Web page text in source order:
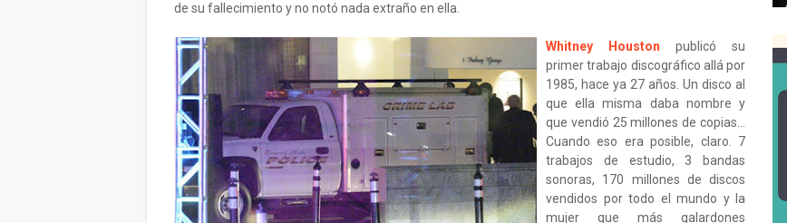
de su fallecimiento y no notó nada extraño en ella.
Whitney Houston publicó su
primer trabajo discográfico allá por
1985, hace ya 27 años. Un disco al
que ella misma daba nombre y
que vendió 25 millones de copias...
Cuando eso era posible, claro. 7
trabajos de estudio, 3 bandas
sonoras, 170 millones de discos
vendidos por todo el mundo y la
mujer que más galardones